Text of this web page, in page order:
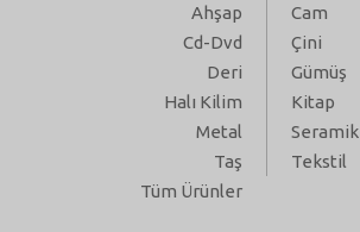
Ahşap
Cam
Cd-Dvd
Çini
Deri
Gümüş
Halı Kilim
Kitap
Metal
Seramik
Taş
Tekstil
Tüm Ürünler